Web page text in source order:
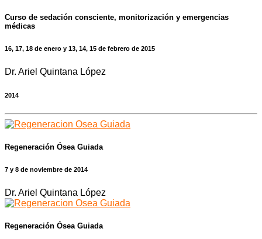
Curso de sedación consciente, monitorización y emergencias
médicas
16, 17, 18 de enero y 13, 14, 15 de febrero de 2015
Dr. Ariel Quintana López
2014
Regeneración Ósea Guiada
7 y 8 de noviembre de 2014
Dr. Ariel Quintana López
Regeneración Ósea Guiada